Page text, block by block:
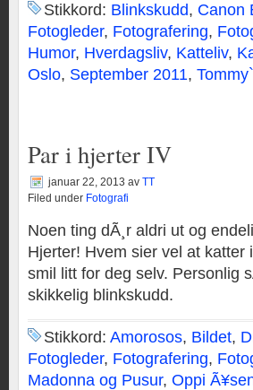
Stikkord: Blinkskudd, Canon
Fotogleder, Fotografering,
Humor, Hverdagsliv, Katteliv,
Oslo, September 2011,
Par i hjerter IV
januar 22, 2013 av TT
Filed under Fotografi
Noen ting dÃ¸r aldri ut og
Hjerter! Hvem sier vel at
smil litt for deg selv. Personlig
skikkelig blinkskudd.
Stikkord: Amorosos, Bildet,
Fotogleder, Fotografering,
Madonna og Pusur, Oppi